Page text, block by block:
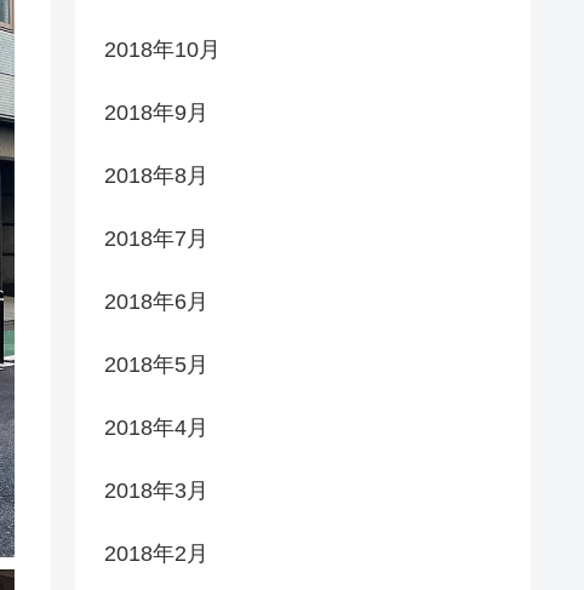
2018年10月
2018年9月
2018年8月
2018年7月
2018年6月
2018年5月
2018年4月
2018年3月
2018年2月